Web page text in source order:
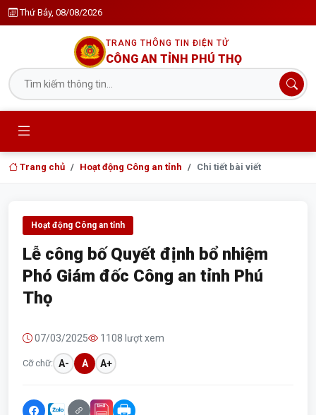
Thứ Bảy, 08/08/2026
TRANG THÔNG TIN ĐIỆN TỬ
CÔNG AN TỈNH PHÚ THỌ
Trang chủ Hoạt động Công an tỉnh Chi tiết bài viết
Hoạt động Công an tỉnh
Lễ công bố Quyết định bổ nhiệm
Phó Giám đốc Công an tỉnh Phú
Thọ
07/03/2025 1108 lượt xem
Cỡ chữ: A- A A+